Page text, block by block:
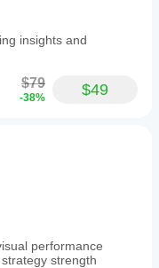
insights and
$79
-38% $49
performance
strength